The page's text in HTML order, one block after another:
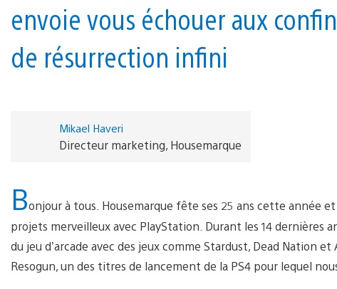
envoie vous échouer aux
de résurrection infini
Mikael Haveri
Directeur marketing, Housemarque
Bonjour à tous. Housemarque fête ses 25 ans cette année
projets merveilleux avec PlayStation. Durant les 14 dernières
du jeu d’arcade avec des jeux comme Stardust, Dead Nation
Resogun, un des titres de lancement de la PS4 pour lequel